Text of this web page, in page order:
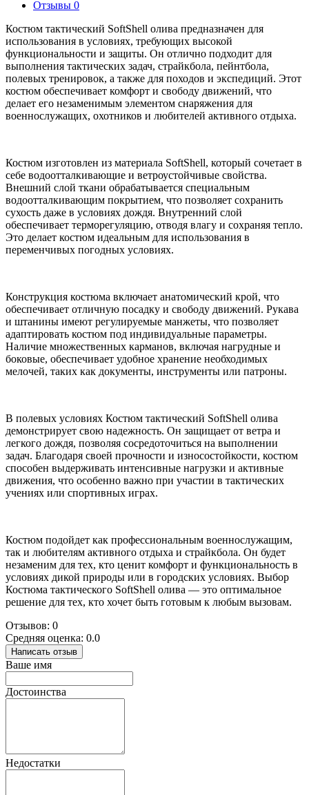
Отзывы 0
Костюм тактический SoftShell олива предназначен для
использования в условиях, требующих высокой
функциональности и защиты. Он отлично подходит для
выполнения тактических задач, страйкбола, пейнтбола,
полевых тренировок, а также для походов и экспедиций. Этот
костюм обеспечивает комфорт и свободу движений, что
делает его незаменимым элементом снаряжения для
военнослужащих, охотников и любителей активного отдыха.
Костюм изготовлен из материала SoftShell, который сочетает в
себе водоотталкивающие и ветроустойчивые свойства.
Внешний слой ткани обрабатывается специальным
водоотталкивающим покрытием, что позволяет сохранить
сухость даже в условиях дождя. Внутренний слой
обеспечивает терморегуляцию, отводя влагу и сохраняя тепло.
Это делает костюм идеальным для использования в
переменчивых погодных условиях.
Конструкция костюма включает анатомический крой, что
обеспечивает отличную посадку и свободу движений. Рукава
и штанины имеют регулируемые манжеты, что позволяет
адаптировать костюм под индивидуальные параметры.
Наличие множественных карманов, включая нагрудные и
боковые, обеспечивает удобное хранение необходимых
мелочей, таких как документы, инструменты или патроны.
В полевых условиях Костюм тактический SoftShell олива
демонстрирует свою надежность. Он защищает от ветра и
легкого дождя, позволяя сосредоточиться на выполнении
задач. Благодаря своей прочности и износостойкости, костюм
способен выдерживать интенсивные нагрузки и активные
движения, что особенно важно при участии в тактических
учениях или спортивных играх.
Костюм подойдет как профессиональным военнослужащим,
так и любителям активного отдыха и страйкбола. Он будет
незаменим для тех, кто ценит комфорт и функциональность в
условиях дикой природы или в городских условиях. Выбор
Костюма тактического SoftShell олива — это оптимальное
решение для тех, кто хочет быть готовым к любым вызовам.
Отзывов: 0
Средняя оценка: 0.0
Написать отзыв
Ваше имя
Достоинства
Недостатки